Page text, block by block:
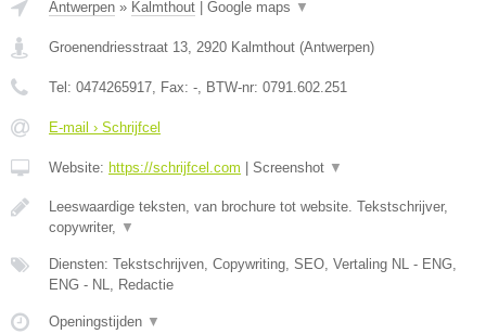
Antwerpen » Kalmthout Google maps ▼
Groenendriesstraat 13, 2920 Kalmthout (Antwerpen)
Tel: 0474265917, Fax: -, BTW-nr: 0791.602.251
E-mail › Schrijfcel
Website: https://schrijfcel.com Screenshot ▼
Leeswaardige teksten, van brochure tot website. Tekstschrijver,
copywriter, ▼
Diensten: Tekstschrijven, Copywriting, SEO, Vertaling NL - ENG,
ENG - NL, Redactie
Openingstijden ▼